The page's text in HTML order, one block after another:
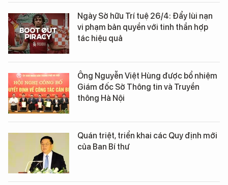
Ngày Sở hữu Trí tuệ 26/4: Đẩy lùi nạn
vi phạm bản quyền với tinh thần hợp
tác hiệu quả
Ông Nguyễn Việt Hùng được bổ nhiệm
Giám đốc Sở Thông tin và Truyền
thông Hà Nội
Quán triệt, triển khai các Quy định mới
của Ban Bí thư